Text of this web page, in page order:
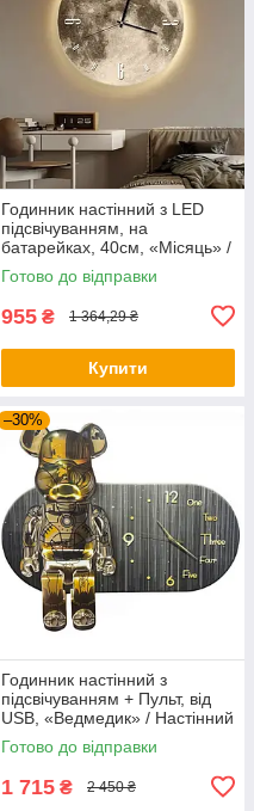
Годинник настінний з LED
підсвічуванням, на
батарейках, 40см, «Місяць» /
Круглий настінний годинник /
Годинник на стіну
Готово до відправки
955 ₴ 1 364,29 ₴
Купити
–30%
Годинник настінний з
підсвічуванням + Пульт, від
USB, «Ведмедик» / Настінний
годинник / Годинники на стіну
/ Дизайнерський годинни
Готово до відправки
1 715 ₴ 2 450 ₴